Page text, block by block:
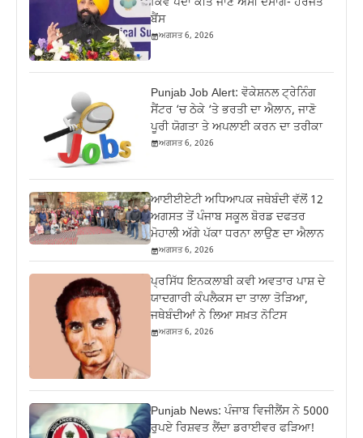
ਬੈਂਸ
ਅਗਸਤ 6, 2026
Punjab Job Alert: ਵੋਕੇਸ਼ਨਲ ਟ੍ਰੇਨਿੰਗ
ਸੈਂਟਰ ‘ਚ ਠੇਕੇ ‘ਤੇ ਭਰਤੀ ਦਾ ਐਲਾਨ, ਜਾਣੋ
ਪੂਰੀ ਯੋਗਤਾ ਤੇ ਅਪਲਾਈ ਕਰਨ ਦਾ ਤਰੀਕਾ
ਅਗਸਤ 6, 2026
ਆਈਈਏਟੀ ਅਧਿਆਪਕ ਜਥੇਬੰਦੀ ਵੱਲੋਂ 12
ਅਗਸਤ ਤੋਂ ਪੰਜਾਬ ਸਕੂਲ ਬੋਰਡ ਦਫਤਰ
ਮੋਹਾਲੀ ਅੱਗੇ ਪੱਕਾ ਧਰਨਾ ਲਾਉਣ ਦਾ ਐਲਾਨ
ਅਗਸਤ 6, 2026
ਪ੍ਰਸਿੱਧ ਇਨਕਲਾਬੀ ਕਵੀ ਅਵਤਾਰ ਪਾਸ਼ ਦੇ
ਯਾਦਗਾਰੀ ਕੰਪਲੈਕਸ ਦਾ ਤਾਲਾ ਤੋੜਿਆ,
ਜਥੇਬੰਦੀਆਂ ਨੇ ਲਿਆ ਸਖ਼ਤ ਨੋਟਿਸ
ਅਗਸਤ 6, 2026
Punjab News: ਪੰਜਾਬ ਵਿਜੀਲੈਂਸ ਨੇ 5000
ਰੁਪਏ ਰਿਸ਼ਵਤ ਲੈਂਦਾ ਡਰਾਈਵਰ ਫੜਿਆ!